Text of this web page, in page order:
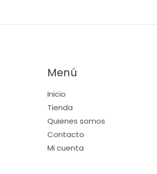
de
producto
Menú
Inicio
Tienda
Quienes somos
Contacto
Mi cuenta